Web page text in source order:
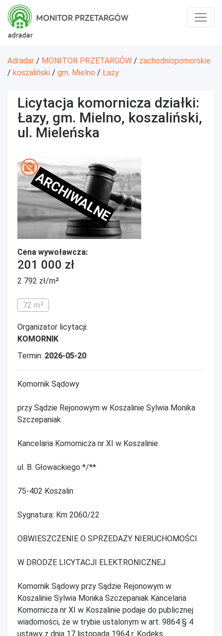
adradar
MONITOR PRZETARGÓW
Adradar / MONITOR PRZETARGÓW / zachodniopomorskie
/ koszaliński / gm. Mielno / Łazy
Licytacja komornicza działki:
Łazy, gm. Mielno, koszaliński,
ul. Mieleńska
ARCHIWALNE
Cena wywoławcza:
201 000 zł
2 792 zł/m²
72 m²
Organizator licytacji:
KOMORNIK
Termin: 2026-05-20
Komornik Sądowy
przy Sądzie Rejonowym w Koszalinie Sylwia Monika
Szczepaniak
Kancelaria Komornicza nr XI w Koszalinie
ul. B. Głowackiego */**
75-402 Koszalin
Sygnatura: Km 2060/22
OBWIESZCZENIE O SPRZEDAŻY NIERUCHOMOŚCI
W DRODZE LICYTACJI ELEKTRONICZNEJ
Komornik Sądowy przy Sądzie Rejonowym w
Koszalinie Sylwia Monika Szczepaniak Kancelaria
Komornicza nr XI w Koszalinie podaje do publicznej
wiadomości, że w trybie ustalonym w art. 9864 § 4
ustawy z dnia 17 listopada 1964 r. Kodeks